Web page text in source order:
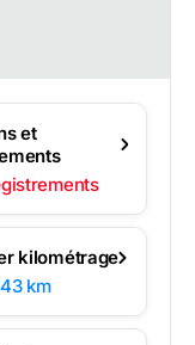
et
kilométrage
km